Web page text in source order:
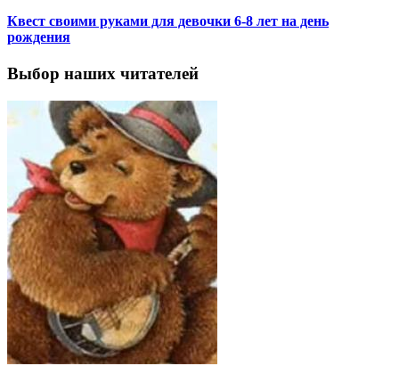
Квест своими руками для девочки 6-8 лет на день
рождения
Выбор наших читателей